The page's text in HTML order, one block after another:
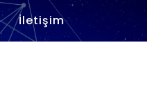
İletişim